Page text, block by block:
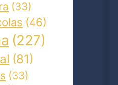
(33)
(46)
(227)
(81)
(33)